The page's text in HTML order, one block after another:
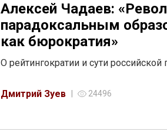
Алексей Чадаев:
парадоксальным
как бюрократия»
О рейтингократии и сути
Дмитрий Зуев 24496